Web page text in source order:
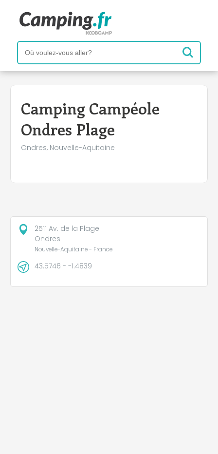
Camping Campéole
Ondres Plage
Ondres, Nouvelle-Aquitaine
+
−
2511 Av. de la Plage
Ondres
Nouvelle-Aquitaine - France
43.5746 - -1.4839